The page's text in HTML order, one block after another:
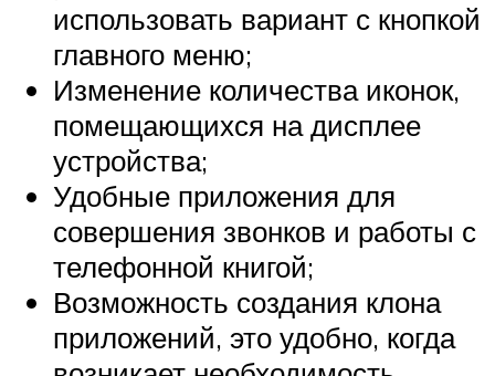
использовать вариант с кнопкой
главного меню;
Изменение количества иконок,
помещающихся на дисплее
устройства;
Удобные приложения для
совершения звонков и работы с
телефонной книгой;
Возможность создания клона
приложений, это удобно, когда